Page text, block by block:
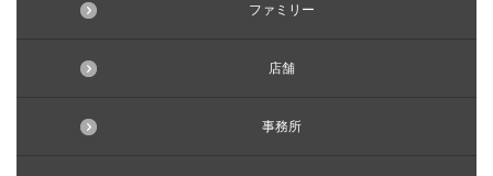
ファミリー
店舗
事務所